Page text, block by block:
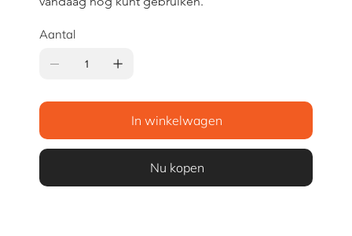
Aantal
In winkelwagen
Nu kopen